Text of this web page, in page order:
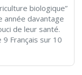
biologique”
année davantage
de leur santé.
9 Français sur 10